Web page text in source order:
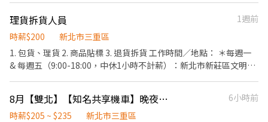
山明志二店 - 新北市泰山區明志路一段45號1樓 - ▸加入快速回覆
📞：https://lin.ee/bWWeLDF ▸ 朱專員：@edb4445b ▸ 留言姓名
✚電話✚職缺截圖，應徵蝦皮門市💗 ✨無須任何費用♡歡迎詢問✨
❌一律視訊面試﹐勿直接到現場應徵❌
班超過2小時免費提供團膳 ┏━━【快速應徵】━━┓ ✉️【投履
歷】快速入職找ICAN李小姐－莎拉Sarah☘️ ✉️【點連結】立即預約
覆【@si588】
投遞履歷。
理貨拆貨人員
1週前
時薪$200
新北市三重區
1. 包貨、理貨 2. 商品貼標 3. 退貨拆貨 工作時間／地點： ＊每週一
& 每週五（9:00-18:00，中休1小時不計薪）：新北市新莊區文明里
如長期配合下來順利，且有意轉正，可另議。
8月【雙北】【知名共享機車】晚夜班換電池長期工讀生★時薪205-235★
6小時前
時薪$205 ~ $235
新北市三重區